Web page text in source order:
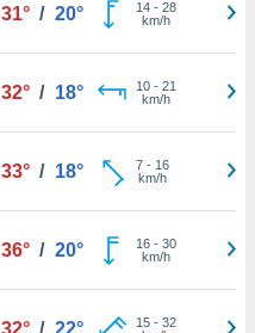
31° / 20° 14- 28
km/h
32° / 18° 10- 21
km/h
33° / 18° 7- 16
km/h
36° / 20° 16- 30
km/h
32° / 22° 15- 32